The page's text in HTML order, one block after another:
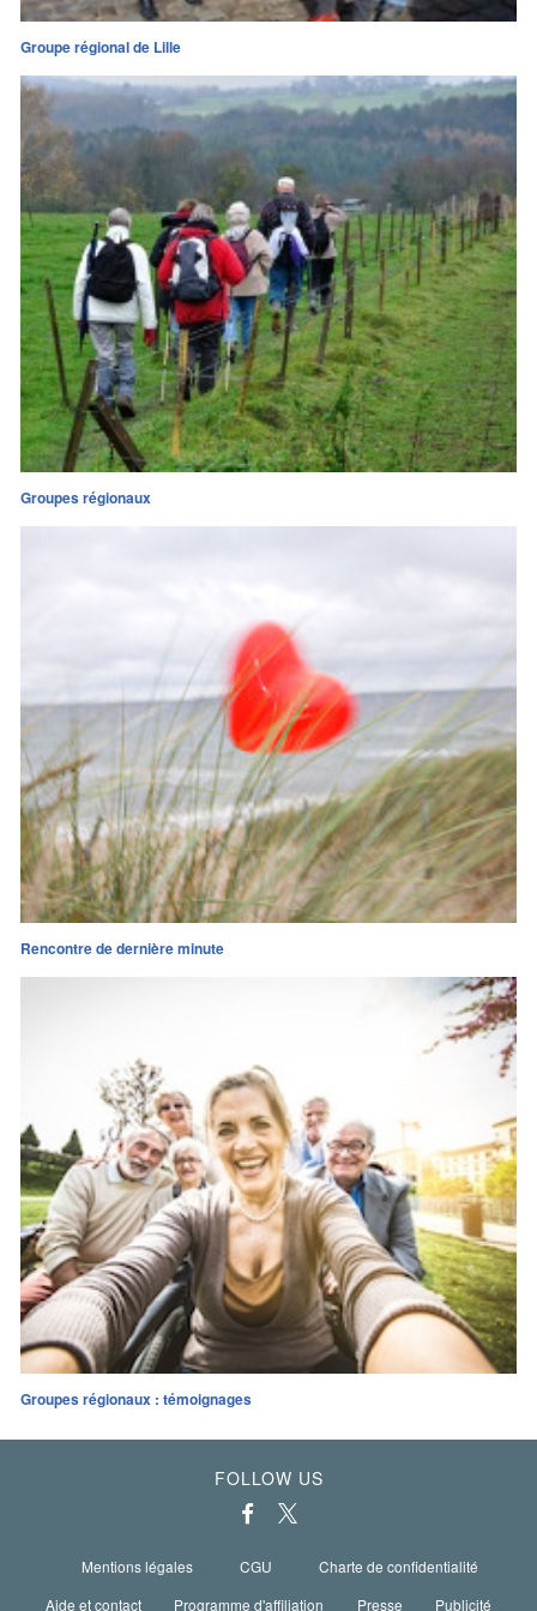
Groupe régional de Lille
Groupes régionaux
Rencontre de dernière minute
Groupes régionaux : témoignages
FOLLOW US
Mentions légales CGU
Charte de confidentialité
Aide et contact
Programme d'affiliation Presse Publicité